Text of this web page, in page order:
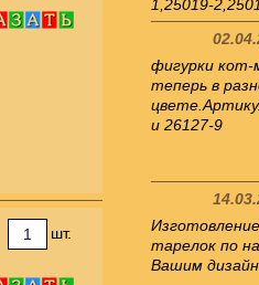
1,25019-
фигурки кот-
теперь в
и 26127-9
тарелок по
Вашим
шт.